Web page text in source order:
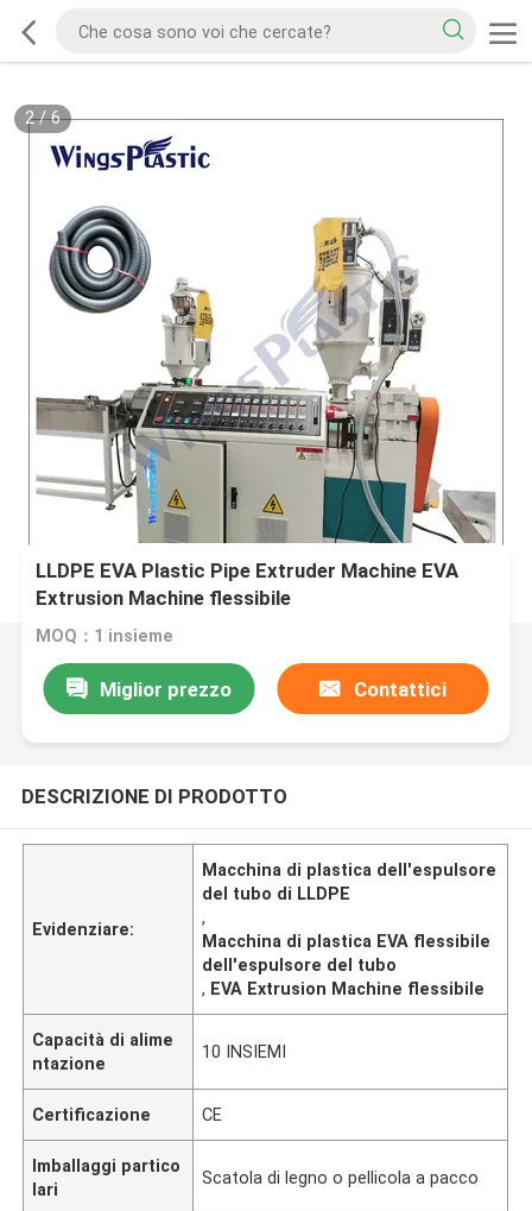
2/6
LLDPE EVA Plastic Pipe Extruder Machine EVA
Extrusion Machine flessibile
MOQ：1 insieme
Miglior prezzo Contattici
DESCRIZIONE DI PRODOTTO
Evidenziare:
Macchina di plastica dell'espulsore
del tubo di LLDPE
,
Macchina di plastica EVA flessibile
dell'espulsore del tubo
, EVA Extrusion Machine flessibile
Capacità di alime
ntazione
10 INSIEMI
Certificazione CE
Imballaggi partico
lari
Scatola di legno o pellicola a pacco